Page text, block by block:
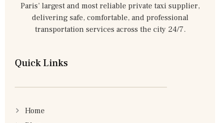
Paris’ largest and most reliable private taxi supplier,
delivering safe, comfortable, and professional
transportation services across the city 24/7.
Quick Links
Home